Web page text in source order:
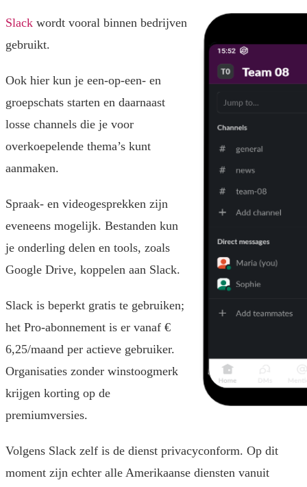
Slack wordt vooral binnen bedrijven
gebruikt.
Ook hier kun je een-op-een- en
groepschats starten en daarnaast
losse channels die je voor
overkoepelende thema’s kunt
aanmaken.
Spraak- en videogesprekken zijn
eveneens mogelijk. Bestanden kun
je onderling delen en tools, zoals
Google Drive, koppelen aan Slack.
Slack is beperkt gratis te gebruiken;
het Pro-abonnement is er vanaf €
6,25/maand per actieve gebruiker.
Organisaties zonder winstoogmerk
krijgen korting op de
premiumversies.
Volgens Slack zelf is de dienst privacyconform. Op dit
moment zijn echter alle Amerikaanse diensten vanuit